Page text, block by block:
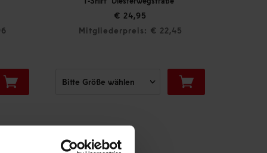
€ 24,95
Mitgliederpreis: € 22,45